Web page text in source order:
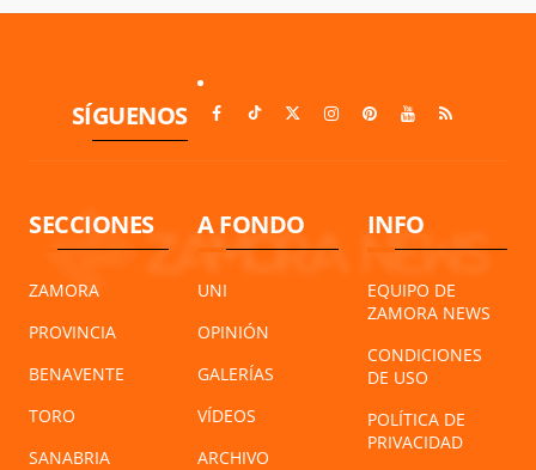
SÍGUENOS
SECCIONES
ZAMORA
PROVINCIA
BENAVENTE
TORO
SANABRIA
A FONDO
UNI
OPINIÓN
GALERÍAS
VÍDEOS
ARCHIVO
INFO
EQUIPO DE
ZAMORA NEWS
CONDICIONES
DE USO
POLÍTICA DE
PRIVACIDAD